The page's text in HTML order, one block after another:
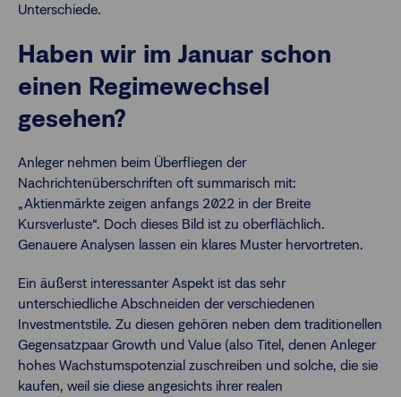
Unterschiede.
Haben wir im Januar schon
einen Regimewechsel
gesehen?
Anleger nehmen beim Überfliegen der
Nachrichtenüberschriften oft summarisch mit:
„Aktienmärkte zeigen anfangs 2022 in der Breite
Kursverluste“. Doch dieses Bild ist zu oberflächlich.
Genauere Analysen lassen ein klares Muster hervortreten.
Ein äußerst interessanter Aspekt ist das sehr
unterschiedliche Abschneiden der verschiedenen
Investmentstile. Zu diesen gehören neben dem traditionellen
Gegensatzpaar Growth und Value (also Titel, denen Anleger
hohes Wachstumspotenzial zuschreiben und solche, die sie
kaufen, weil sie diese angesichts ihrer realen